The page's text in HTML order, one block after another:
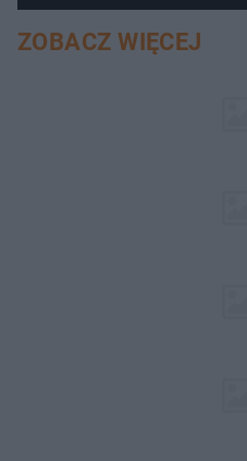
ZOBACZ WIĘCEJ